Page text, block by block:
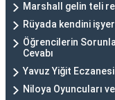
Marshall gelin teli
Rüyada kendini
Öğrencilerin
Cevabı
Yavuz Yiğit
Niloya Oyuncuları